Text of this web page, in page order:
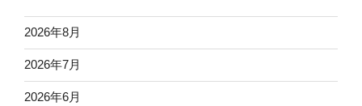
2026年8月
2026年7月
2026年6月